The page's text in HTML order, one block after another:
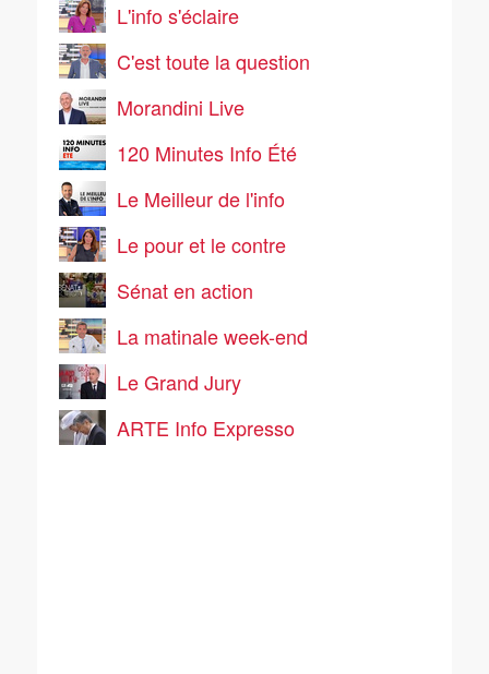
L'info s'éclaire
C'est toute la question
Morandini Live
120 Minutes Info Été
Le Meilleur de l'info
Le pour et le contre
Sénat en action
La matinale week-end
Le Grand Jury
ARTE Info Expresso